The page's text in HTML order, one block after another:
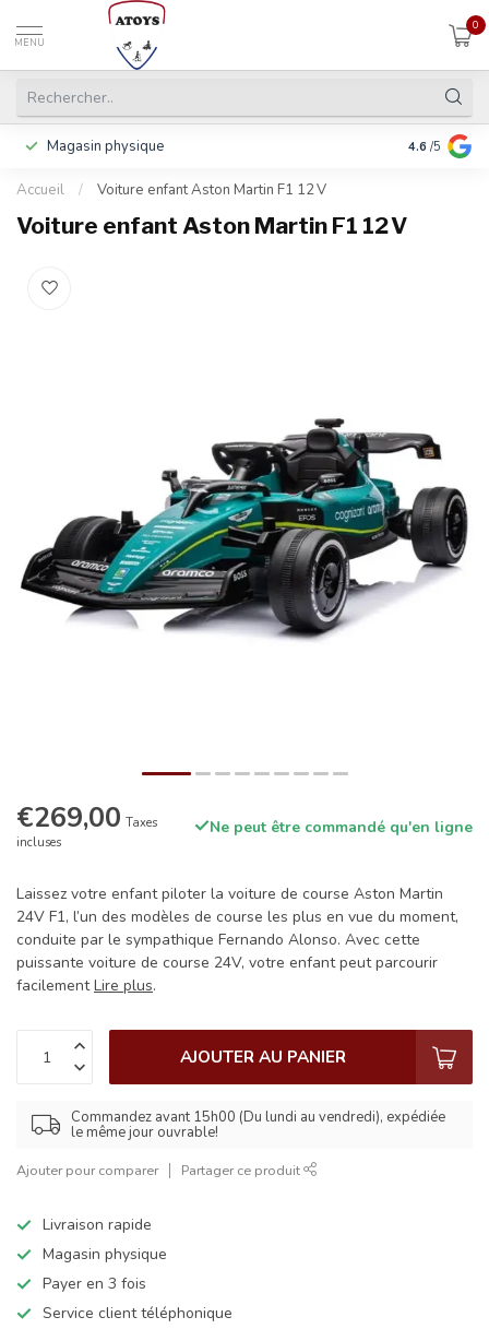
MENU
0
Magasin physique Payer en 3
4.6 /5
Accueil / Voiture enfant Aston Martin F1 12 V
Voiture enfant Aston Martin F1 12 V
€269,00 Taxes
incluses
Ne peut être commandé qu'en ligne
Laissez votre enfant piloter la voiture de course Aston Martin
24V F1, l’un des modèles de course les plus en vue du moment,
conduite par le sympathique Fernando Alonso. Avec cette
puissante voiture de course 24V, votre enfant peut parcourir
facilementLire plus.
AJOUTER AU PANIER
Commandez avant 15h00 (Du lundi au vendredi), expédiée
le même jour ouvrable!
Ajouter pour comparer Partager ce produit
Livraison rapide
Magasin physique
Payer en 3 fois
Service client téléphonique